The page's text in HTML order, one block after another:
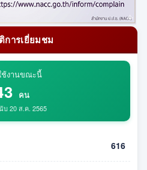
การเยี่ยมชม
ช้งานขณะนี้
คน
บ 20 ส.ค. 2565
616